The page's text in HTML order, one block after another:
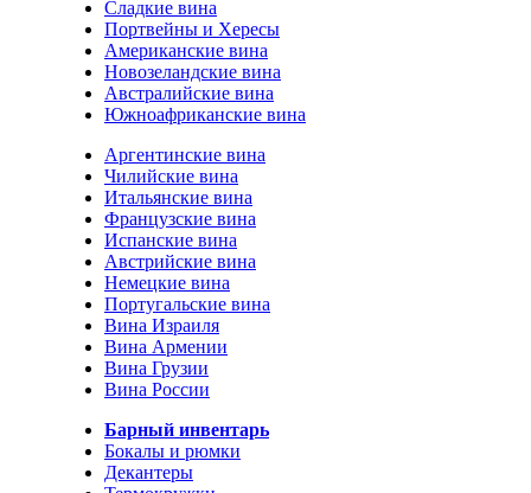
Сладкие вина
Портвейны и Хересы
Американские вина
Новозеландские вина
Австралийские вина
Южноафриканские вина
Аргентинские вина
Чилийские вина
Итальянские вина
Французские вина
Испанские вина
Австрийские вина
Немецкие вина
Португальские вина
Вина Израиля
Вина Армении
Вина Грузии
Вина России
Барный инвентарь
Бокалы и рюмки
Декантеры